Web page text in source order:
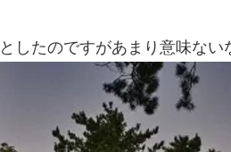
したのですがあまり意味ない